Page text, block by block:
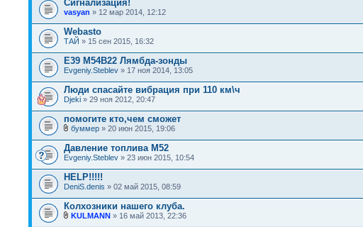
Сигнализация!
vasyan » 12 мар 2014, 12:12
Webasto
ТАЙ » 15 сен 2015, 16:32
E39 M54B22 Лямбда-зонды
Evgeniy.Steblev » 17 ноя 2014, 13:05
Люди спасайте вибрация при 110 км\ч
Djeki » 29 ноя 2012, 20:47
помогите кто,чем сможет
буммер » 20 июн 2015, 19:06
Давление топлива M52
Evgeniy.Steblev » 23 июн 2015, 10:54
HELP!!!!!
DeniS.denis » 02 май 2015, 08:59
Колхозники нашего клуба.
KULMANN » 16 май 2013, 22:36